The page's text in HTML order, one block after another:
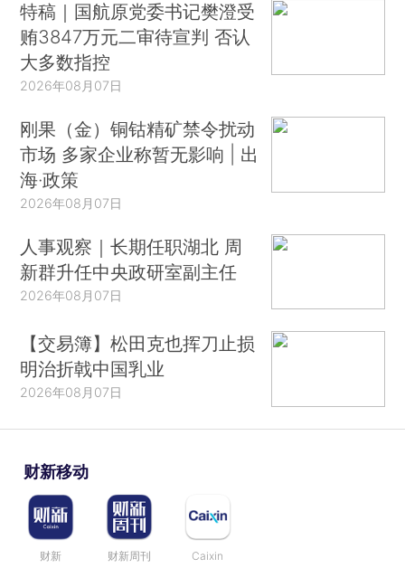
特稿｜国航原党委书记樊澄受
贿3847万元二审待宣判 否认
大多数指控
2026年08月07日
刚果（金）铜钴精矿禁令扰动
市场 多家企业称暂无影响 | 出
海·政策
2026年08月07日
人事观察｜长期任职湖北 周
新群升任中央政研室副主任
2026年08月07日
【交易簿】松田克也挥刀止损
明治折戟中国乳业
2026年08月07日
财新移动
财新 财新周刊 Caixin